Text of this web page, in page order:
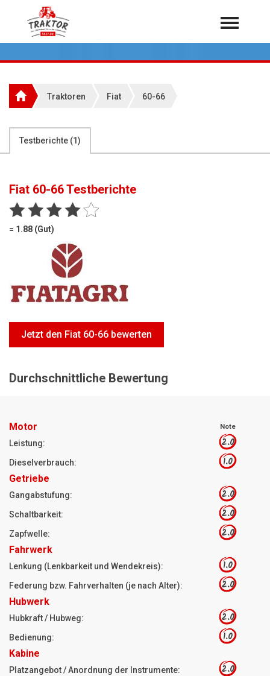
Home
Rundballenpressen
Teleskoplader
Hoflader
Freischneider
Über 7.000 Testberichte
Traktoren Fiat 60-66
Testberichte (1)
Fiat 60-66Testberichte
= 1.88 (Gut)
Jetzt den Fiat 60-66 bewerten
Durchschnittliche Bewertung
Motor Note
Leistung: 2.0
Dieselverbrauch: 1.0
Getriebe
Gangabstufung: 2.0
Schaltbarkeit: 2.0
Zapfwelle: 2.0
Fahrwerk
Lenkung (Lenkbarkeit und Wendekreis): 1.0
Federung bzw. Fahrverhalten (je nach Alter): 2.0
Hubwerk
Hubkraft / Hubweg: 2.0
Bedienung: 1.0
Kabine
Platzangebot / Anordnung der Instrumente: 2.0